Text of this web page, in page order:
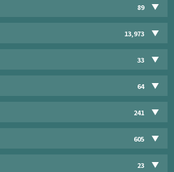
89
13,973
33
64
241
605
23